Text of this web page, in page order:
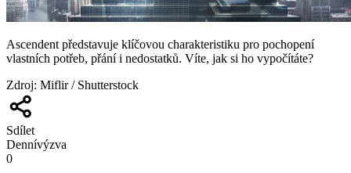
Ascendent představuje klíčovou charakteristiku pro pochopení
vlastních potřeb, přání i nedostatků. Víte, jak si ho vypočítáte?
Zdroj: Miflir / Shutterstock
Sdílet
Dennívýzva
0